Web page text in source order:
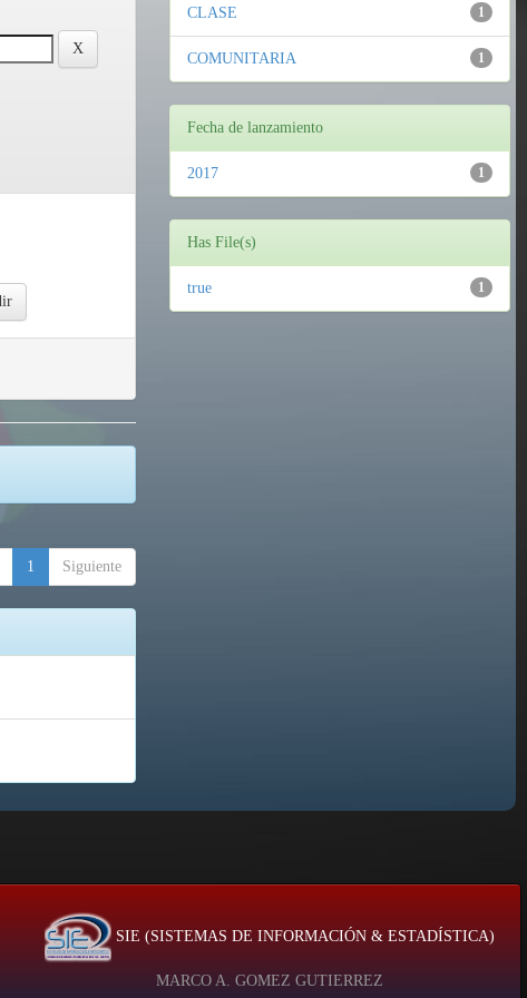
1 Siguiente
1
CLASE
1
COMUNITARIA
Fecha de lanzamiento
1
2017
Has File(s)
1
true
SIE (SISTEMAS DE INFORMACIÓN & ESTADÍSTICA)
MARCO A. GOMEZ GUTIERREZ